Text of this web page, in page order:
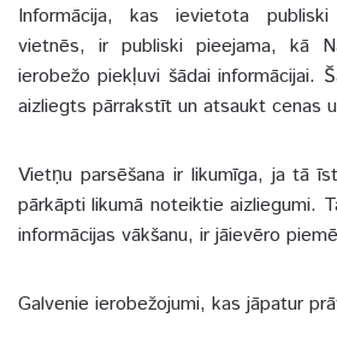
Informācija, kas ievietota
vietnēs, ir publiski pieejama, kā
ierobežo piekļuvi šādai informācijai.
aizliegts pārrakstīt un atsaukt cenas
Vietņu parsēšana ir likumīga, ja tā
pārkāpti likumā noteiktie aizliegumi.
informācijas vākšanu, ir jāievēro
Galvenie ierobežojumi, kas jāpatur